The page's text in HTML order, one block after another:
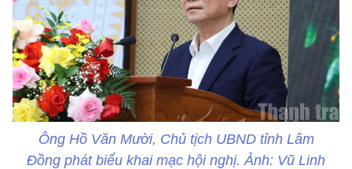
Ông Hồ Văn Mười, Chủ tịch UBND tỉnh Lâm
Đồng phát biểu khai mạc hội nghị. Ảnh: Vũ Linh